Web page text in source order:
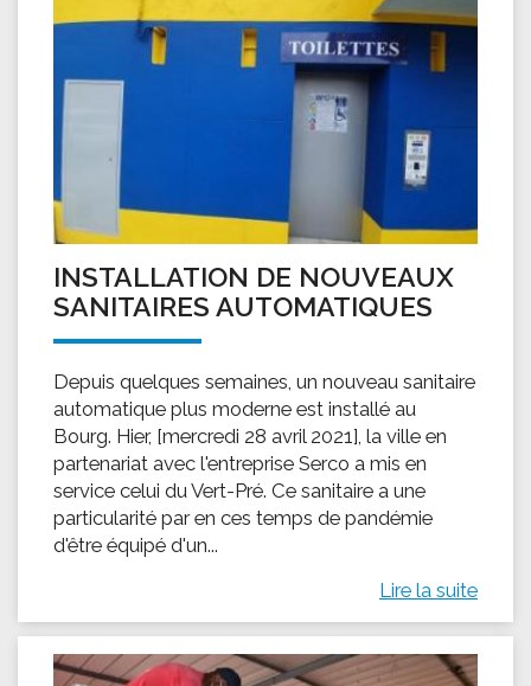
INSTALLATION DE NOUVEAUX
SANITAIRES AUTOMATIQUES
Depuis quelques semaines, un nouveau sanitaire
automatique plus moderne est installé au
Bourg. Hier, [mercredi 28 avril 2021], la ville en
partenariat avec l'entreprise Serco a mis en
service celui du Vert-Pré. Ce sanitaire a une
particularité par en ces temps de pandémie
d'être équipé d'un...
Lire la suite